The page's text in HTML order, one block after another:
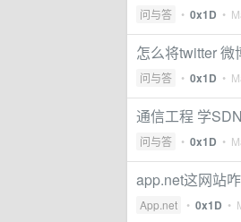
问与答 • 0x1D •
怎么将twitter 微
问与答 • 0x1D •
通信工程 学
问与答 • 0x1D •
app.net这网站
App.net • 0x1D •